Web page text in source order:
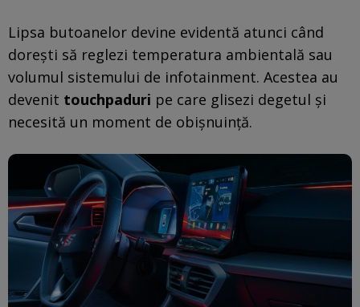
Lipsa butoanelor devine evidentă atunci când
dorești să reglezi temperatura ambientală sau
volumul sistemului de infotainment. Acestea au
devenit touchpaduri pe care glisezi degetul și
necesită un moment de obișnuință.